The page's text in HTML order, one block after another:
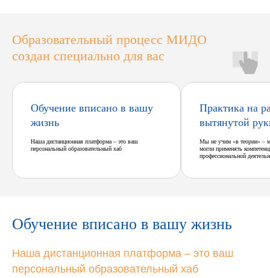
Образовательный процесс МИДО
создан специально для вас
Обучение вписано в вашу
жизнь
Наша дистанционная платформа – это ваш
персональный образовательный хаб
Практика на
вытянутой
Мы не учим «в теории» –
могли применять
профессиональной
Обучение вписано в вашу жизнь
Наша дистанционная платформа – это ваш
персональный образовательный хаб